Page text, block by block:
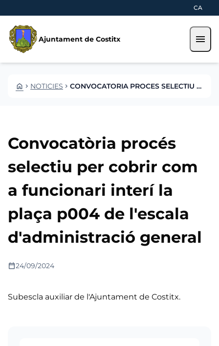
CA
Ajuntament de Costitx menu
HOME CHEVRON_RIGHT NOTICIES CHEVRON_RIGHT CONVOCATORIA PROCES SELECTIU COBRIR COM FUNCIONARI INTERI LA PLACA P004 DE LESCALA
Convocatòria procés
selectiu per cobrir com
a funcionari interí la
plaça p004 de l'escala
d'administració general
calendar_today24/09/2024
Subescla auxiliar de l'Ajuntament de Costitx.